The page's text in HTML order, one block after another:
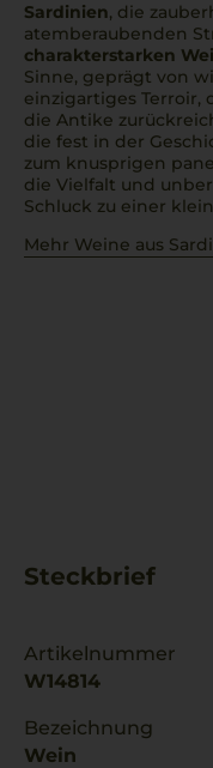
Sardinien, die
atemberaubenden
charakterstarken
Sinne, geprägt von
einzigartiges Terroir,
die Antike
die fest in der
zum knusprigen
die Vielfalt und
Schluck zu einer
Mehr Weine aus
Steckbrief
Artikelnummer
W14814
Bezeichnung
Wein